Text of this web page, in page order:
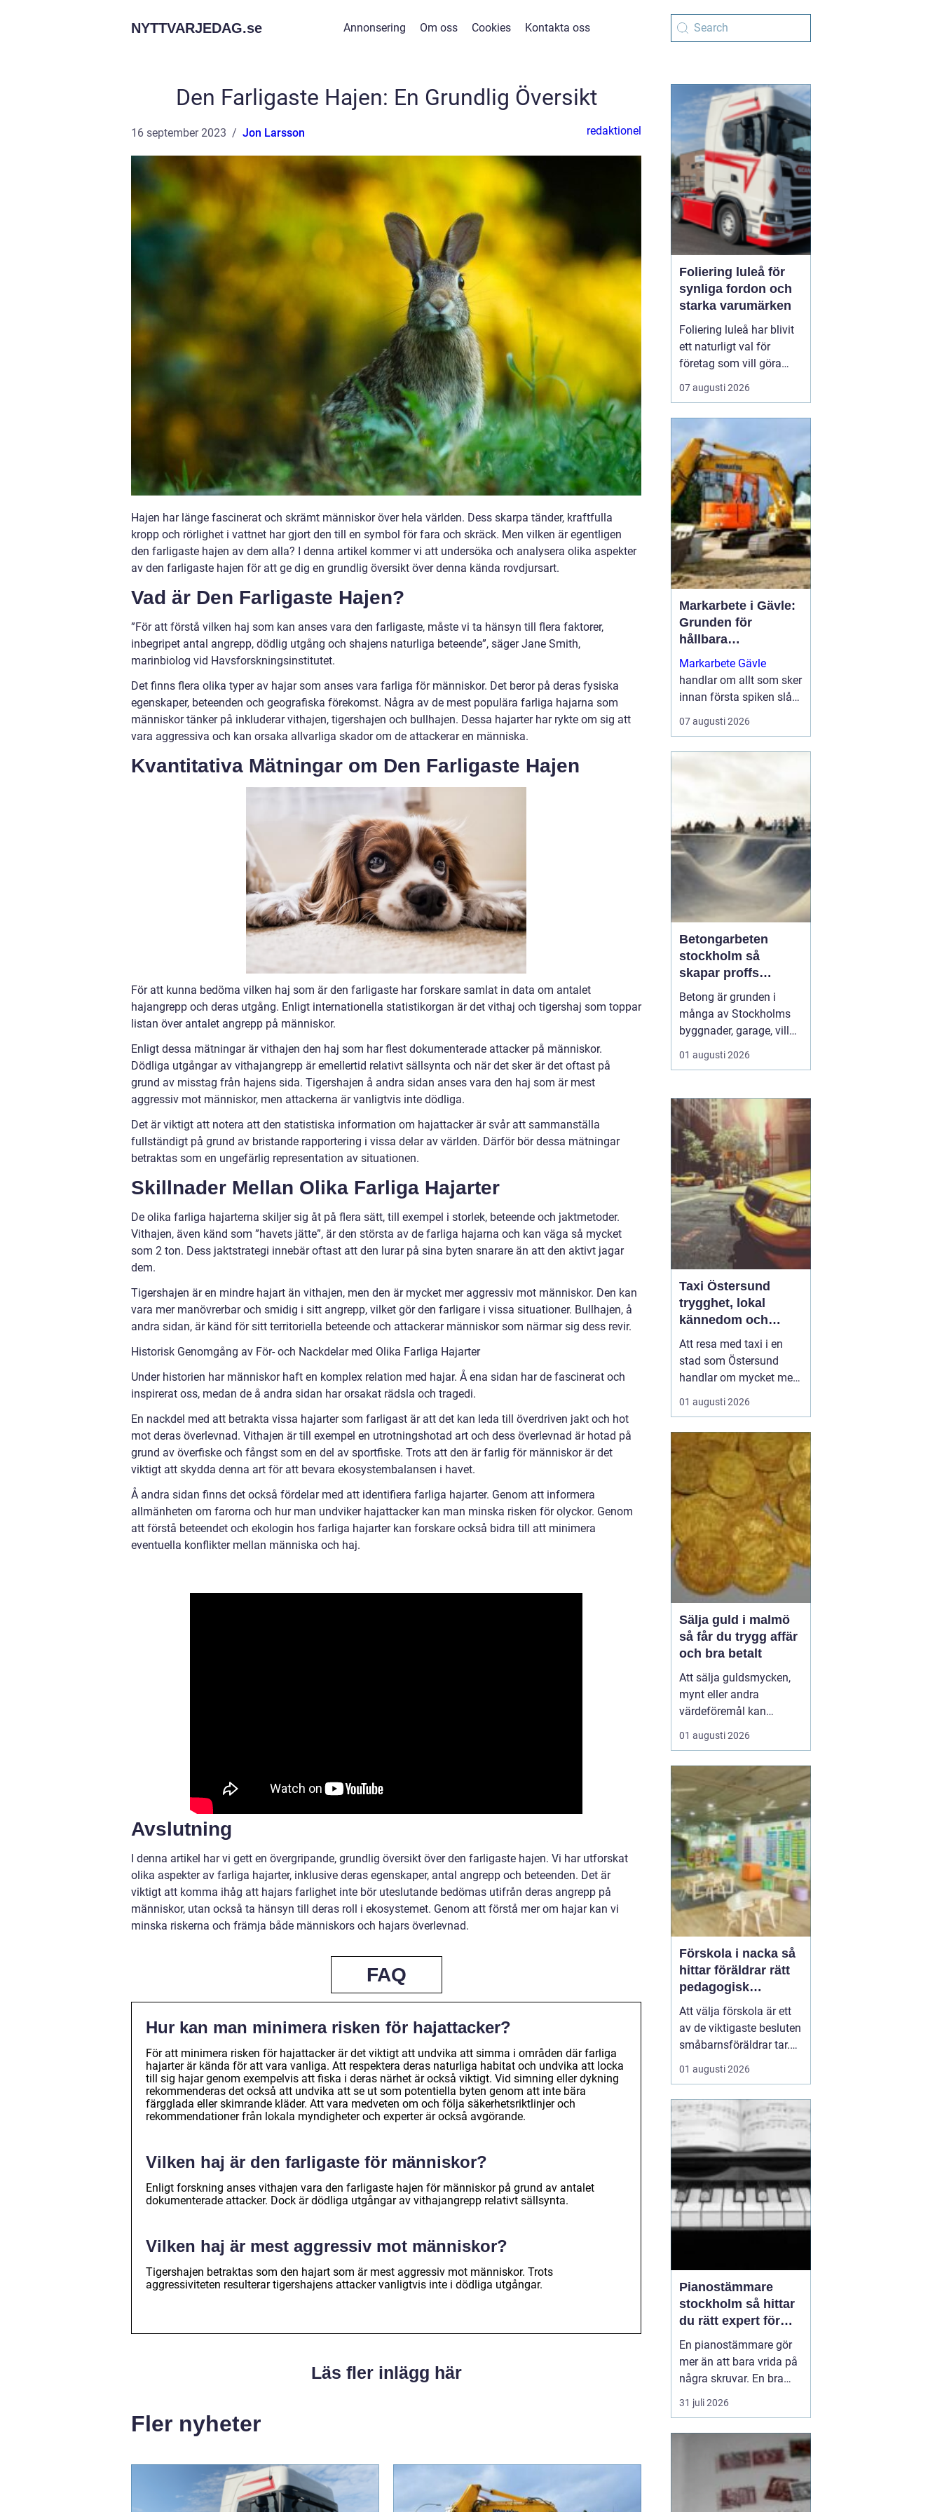
NYTTVARJEDAG.se Annonsering Om oss Cookies Kontakta oss
Den Farligaste Hajen: En Grundlig Översikt
16 september 2023 Jon Larsson redaktionel
Hajen har länge fascinerat och skrämt människor över hela världen. Dess skarpa tänder, kraftfulla
kropp och rörlighet i vattnet har gjort den till en symbol för fara och skräck. Men vilken är egentligen
den farligaste hajen av dem alla? I denna artikel kommer vi att undersöka och analysera olika aspekter
av den farligaste hajen för att ge dig en grundlig översikt över denna kända rovdjursart.
Vad är Den Farligaste Hajen?
”För att förstå vilken haj som kan anses vara den farligaste, måste vi ta hänsyn till flera faktorer,
inbegripet antal angrepp, dödlig utgång och shajens naturliga beteende”, säger Jane Smith,
marinbiolog vid Havsforskningsinstitutet.
Det finns flera olika typer av hajar som anses vara farliga för människor. Det beror på deras fysiska
egenskaper, beteenden och geografiska förekomst. Några av de mest populära farliga hajarna som
människor tänker på inkluderar vithajen, tigershajen och bullhajen. Dessa hajarter har rykte om sig att
vara aggressiva och kan orsaka allvarliga skador om de attackerar en människa.
Kvantitativa Mätningar om Den Farligaste Hajen
För att kunna bedöma vilken haj som är den farligaste har forskare samlat in data om antalet
hajangrepp och deras utgång. Enligt internationella statistikorgan är det vithaj och tigershaj som toppar
listan över antalet angrepp på människor.
Enligt dessa mätningar är vithajen den haj som har flest dokumenterade attacker på människor.
Dödliga utgångar av vithajangrepp är emellertid relativt sällsynta och när det sker är det oftast på
grund av misstag från hajens sida. Tigershajen å andra sidan anses vara den haj som är mest
aggressiv mot människor, men attackerna är vanligtvis inte dödliga.
Det är viktigt att notera att den statistiska information om hajattacker är svår att sammanställa
fullständigt på grund av bristande rapportering i vissa delar av världen. Därför bör dessa mätningar
betraktas som en ungefärlig representation av situationen.
Skillnader Mellan Olika Farliga Hajarter
De olika farliga hajarterna skiljer sig åt på flera sätt, till exempel i storlek, beteende och jaktmetoder.
Vithajen, även känd som ”havets jätte”, är den största av de farliga hajarna och kan väga så mycket
som 2 ton. Dess jaktstrategi innebär oftast att den lurar på sina byten snarare än att den aktivt jagar
dem.
Tigershajen är en mindre hajart än vithajen, men den är mycket mer aggressiv mot människor. Den kan
vara mer manövrerbar och smidig i sitt angrepp, vilket gör den farligare i vissa situationer. Bullhajen, å
andra sidan, är känd för sitt territoriella beteende och attackerar människor som närmar sig dess revir.
Historisk Genomgång av För- och Nackdelar med Olika Farliga Hajarter
Under historien har människor haft en komplex relation med hajar. Å ena sidan har de fascinerat och
inspirerat oss, medan de å andra sidan har orsakat rädsla och tragedi.
En nackdel med att betrakta vissa hajarter som farligast är att det kan leda till överdriven jakt och hot
mot deras överlevnad. Vithajen är till exempel en utrotningshotad art och dess överlevnad är hotad på
grund av överfiske och fångst som en del av sportfiske. Trots att den är farlig för människor är det
viktigt att skydda denna art för att bevara ekosystembalansen i havet.
Å andra sidan finns det också fördelar med att identifiera farliga hajarter. Genom att informera
allmänheten om farorna och hur man undviker hajattacker kan man minska risken för olyckor. Genom
att förstå beteendet och ekologin hos farliga hajarter kan forskare också bidra till att minimera
eventuella konflikter mellan människa och haj.
Avslutning
I denna artikel har vi gett en övergripande, grundlig översikt över den farligaste hajen. Vi har utforskat
olika aspekter av farliga hajarter, inklusive deras egenskaper, antal angrepp och beteenden. Det är
viktigt att komma ihåg att hajars farlighet inte bör uteslutande bedömas utifrån deras angrepp på
människor, utan också ta hänsyn till deras roll i ekosystemet. Genom att förstå mer om hajar kan vi
minska riskerna och främja både människors och hajars överlevnad.
FAQ
Hur kan man minimera risken för hajattacker?
För att minimera risken för hajattacker är det viktigt att undvika att simma i områden där farliga
hajarter är kända för att vara vanliga. Att respektera deras naturliga habitat och undvika att locka
till sig hajar genom exempelvis att fiska i deras närhet är också viktigt. Vid simning eller dykning
rekommenderas det också att undvika att se ut som potentiella byten genom att inte bära
färgglada eller skimrande kläder. Att vara medveten om och följa säkerhetsriktlinjer och
rekommendationer från lokala myndigheter och experter är också avgörande.
Vilken haj är den farligaste för människor?
Enligt forskning anses vithajen vara den farligaste hajen för människor på grund av antalet
dokumenterade attacker. Dock är dödliga utgångar av vithajangrepp relativt sällsynta.
Vilken haj är mest aggressiv mot människor?
Tigershajen betraktas som den hajart som är mest aggressiv mot människor. Trots
aggressiviteten resulterar tigershajens attacker vanligtvis inte i dödliga utgångar.
Läs fler inlägg här
Fler nyheter
Foliering luleå för
synliga fordon och
starka varumärken
Foliering luleå har blivit
ett naturligt val för
företag som vill göra
sina fordon till tydliga
ambassadörer på
in bilar, lastbilar eller
cyklar i snygg folie får
företag ett rörligt
skyltfönster som arbetar
dygnet runt, året o...
07 augusti 2026
Markarbete i Gävle:
Grunden för
hållbara
byggprojekt
Markarbete Gävle
handlar om allt som sker
innan första spiken slås
i eller första
betongplattan gjuts, och
07 augusti 2026
Betongarbeten
stockholm så
skapar proffs
hållbara
konstruktioner
Betong är grunden i
många av Stockholms
byggnader, garage, villor
och industrifastigheter.
När man pratar om
Stockholm handlar det
både om stabila grunder,
välgjutna stommar och
snygga ytor som håller
länge. För den som
planerar ett byg...
01 augusti 2026
Taxi Östersund
trygghet, lokal
kännedom och
smidiga resor året
runt
Att resa med taxi i en
stad som Östersund
handlar om mycket mer
än att bara ta sig från
punkt A till punkt B.
lokalkännedom och
tillgänglighet spelar stor
roll, särskilt i en region
där vintern är lång, snön
ligger djup och
avstånden i...
01 augusti 2026
Sälja guld i malmö
så får du trygg affär
och bra betalt
Att sälja guldsmycken,
mynt eller andra
värdeföremål kan
kännas både lockande
och osäkert på samma
smyckena är värda mer
än bara metallvärdet, hur
processen går till och
vilken köpare som går
att lita på. För den som
söker infor...
01 augusti 2026
Förskola i nacka så
hittar föräldrar rätt
pedagogisk
trygghet
Att välja förskola är ett
av de viktigaste besluten
småbarnsföräldrar tar.
Omsorg, trygghet,
pedagogik och praktisk
fungera tillsammans,
gärna under många år. I
Nacka finns ett brett
utbud av förskolor, både
kommunala och
friståen...
01 augusti 2026
Pianostämmare
stockholm så hittar
du rätt expert för
ditt piano
En pianostämmare gör
mer än att bara vrida på
några skruvar. En bra
stämning påverkar hur
pianot låter, känns och
som Stockholm, där
många bor i lägenhet
och klimatet växlar
kraftigt mellan
31 juli 2026